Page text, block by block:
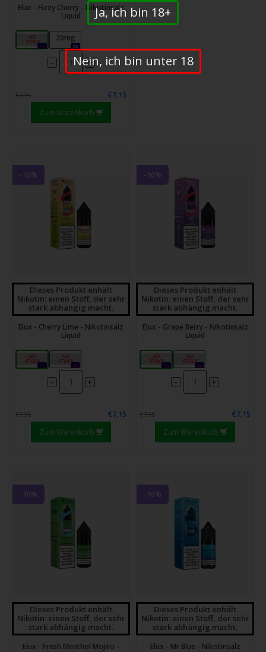
Elux - Fizzy Cherry - Nikotinsalz
Liquid
10mg
0x
20mg
9x
- +
€7,95
€7,15
Zum Warenkorb
-10%
Dieses Produkt enhält
Nikotin: einen Stoff, der sehr
stark abhängig macht.
Elux - Cherry Lime - Nikotinsalz
Liquid
10mg
0x
20mg
0x
- +
€7,95
€7,15
Zum Warenkorb
-10%
Dieses Produkt enhält
Nikotin: einen Stoff, der sehr
stark abhängig macht.
Elux - Grape Berry - Nikotinsalz
Liquid
10mg
0x
20mg
0x
- +
€7,95
€7,15
Zum Warenkorb
-10%
Dieses Produkt enhält
Nikotin: einen Stoff, der sehr
stark abhängig macht.
Elux - Fresh Menthol Mojito -
-10%
Dieses Produkt enhält
Nikotin: einen Stoff, der sehr
stark abhängig macht.
Elux - Mr Blue - Nikotinsalz
Ja, ich bin 18+
Nein, ich bin unter 18